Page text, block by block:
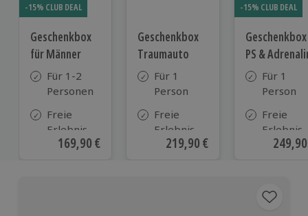
-15% CLUB DEAL
Geschenkbox
für Männer
Für 1-2
Personen
Freie
Erlebnis-
Auswahl
Aktueller Preis
169,90 €
Geschenkbox
Traumauto
Für 1
Person
Freie
Erlebnis-
Auswahl
Aktueller Preis
219,90 €
-15% CLUB DEAL
Geschenkbox
PS &
Für 1
Person
Freie
Erlebnis-
Auswahl